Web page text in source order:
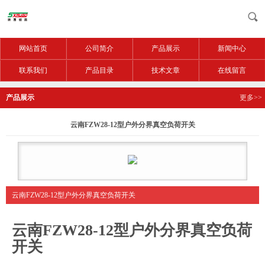
网站首页 公司简介 产品展示 新闻中心
联系我们 产品目录 技术文章 在线留言
产品展示 更多>>
云南FZW28-12型户外分界真空负荷开关
云南FZW28-12型户外分界真空负荷开关
云南FZW28-12型户外分界真空负荷
开关